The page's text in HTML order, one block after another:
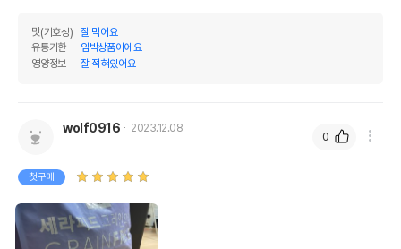
조단백질
조지방
조회분 11%
오메가3
맛(기호성)
잘 먹어요
유통기한
임박상품이에요
영양정보
잘 적혀있어요
wolf0916 2023.12.08
첫구매
0